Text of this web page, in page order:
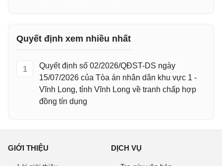
Quyết định xem nhiều nhất
1
Quyết định số 02/2026/QĐST-DS ngày
15/07/2026 của Tòa án nhân dân khu vực 1 -
Vĩnh Long, tỉnh Vĩnh Long về tranh chấp hợp
đồng tín dụng
GIỚI THIỆU DỊCH VỤ